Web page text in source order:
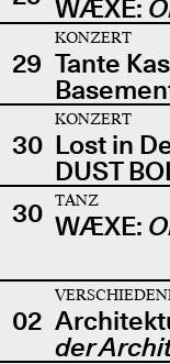
WÆXE:
29
KONZERT
Tante
30
KONZERT
Lost in
DUST
30
TANZ
WÆXE:
02
der